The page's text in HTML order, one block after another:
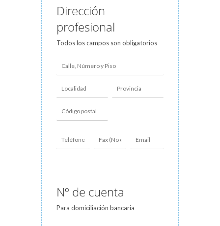
Dirección
profesional
Todos los campos son obligatorios
Nº de cuenta
Para domiciliación bancaria